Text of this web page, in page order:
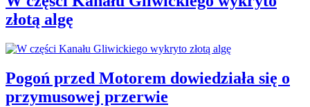
złotą algę
Pogoń przed Motorem dowiedziała się o
przymusowej przerwie